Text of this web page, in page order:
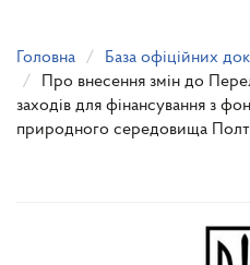
Головна
База офіційних
Про внесення змін до
заходів для фінансування з
природного середовища